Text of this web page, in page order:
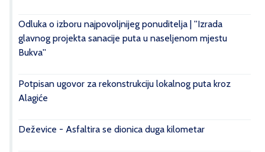
Odluka o izboru najpovoljnijeg ponuditelja | ''Izrada
glavnog projekta sanacije puta u naseljenom mjestu
Bukva''
Potpisan ugovor za rekonstrukciju lokalnog puta kroz
Alagiće
Deževice - Asfaltira se dionica duga kilometar